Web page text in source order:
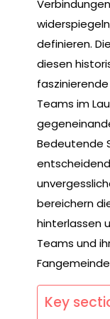
definieren.
diesen
Teams im
Bedeutende
bereichern
hinterlassen
Teams und
Key